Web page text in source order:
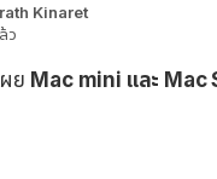
Kinaret
ว
ย Mac mini และ Mac